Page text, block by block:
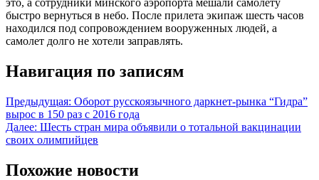
быстро вернуться в небо. После прилета экипаж шесть часов
находился под сопровождением вооруженных людей, а
самолет долго не хотели заправлять.
Навигация по записям
Предыдущая: Оборот русскоязычного даркнет-рынка “Гидра”
вырос в 150 раз с 2016 года
Далее: Шесть стран мира объявили о тотальной вакцинации
своих олимпийцев
Похожие новости